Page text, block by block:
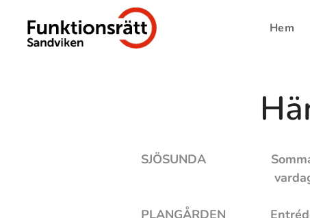
Hem
SJÖSUNDA Sommar på
vardagar kl. 11:00
PLANGÅRDEN